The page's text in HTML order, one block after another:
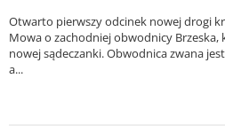
Otwarto pierwszy odcinek nowej drogi
Mowa o zachodniej obwodnicy Brzeska,
nowej sądeczanki. Obwodnica zwana
a...